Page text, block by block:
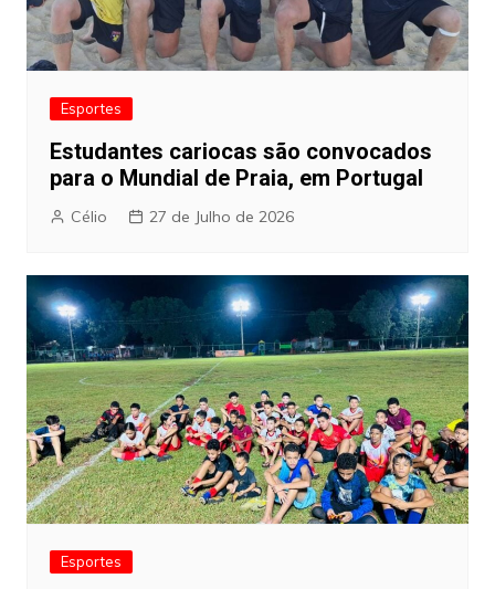
Esportes
Estudantes cariocas são convocados
para o Mundial de Praia, em Portugal
Célio 27 de Julho de 2026
Esportes